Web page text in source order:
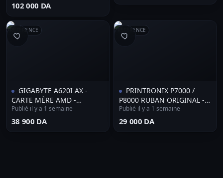
⁦102 000 DA⁩
RÉFÉRENCE
GIGABYTE A620I AX -
CARTE MÈRE AMD -
SOCKET AM5 - PCIe 4.0 x4
M.2 - DDR5 double canal -
Publié il y a 1 semaine
⁦38 900 DA⁩
RÉFÉRENCE
PRINTRONIX P7000 /
P8000 RUBAN ORIGINAL -
17000 PAGES - POUR
IMPRIMANTE MATRICIELLE
Publié il y a 1 semaine
⁦29 000 DA⁩